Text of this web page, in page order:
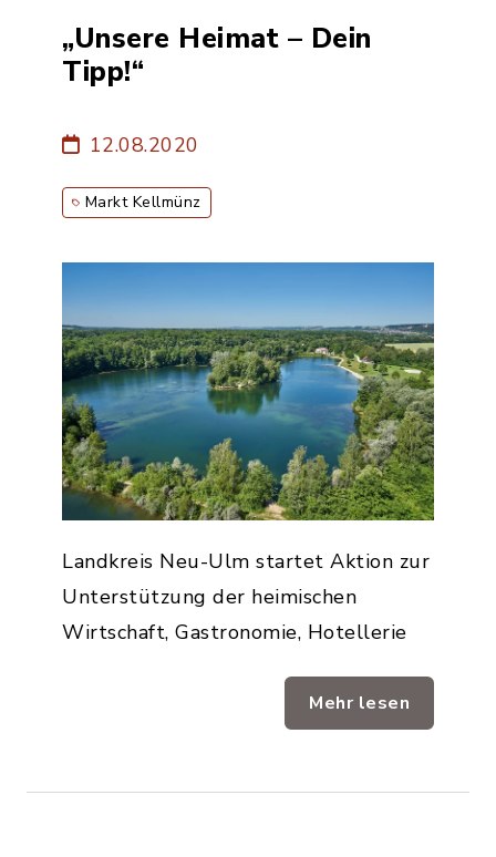
„Unsere Heimat – Dein
Tipp!“
12.08.2020
Markt Kellmünz
Landkreis Neu-Ulm startet Aktion zur
Unterstützung der heimischen
Wirtschaft, Gastronomie, Hotellerie
Mehr lesen